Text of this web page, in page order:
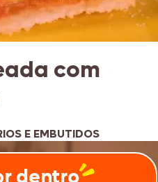
com
E EMBUTIDOS